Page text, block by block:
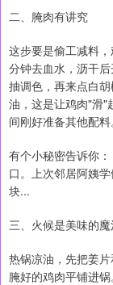
二、腌肉有讲究
这步要是偷工减料
分钟去血水，沥干
抽调色，再来点白
油，这是让鸡肉"滑"
间刚好准备其他配料
有个小秘密告诉你
口。上次邻居阿姨
块...
三、火候是美味的
热锅凉油，先把姜
腌好的鸡肉平铺进